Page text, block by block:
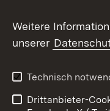
Link zum
Weitere
unserer
Technisch
Drittanbieter-